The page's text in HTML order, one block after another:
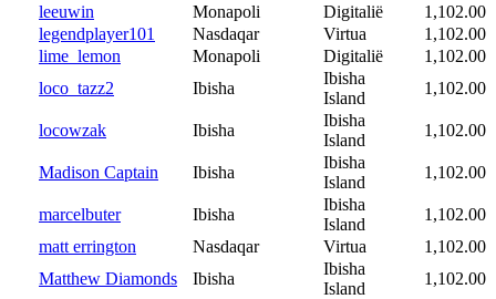
leeuwin
Monapoli Digitalië
1,102.00
legendplayer101
Nasdaqar Virtua
1,102.00
lime_lemon
Monapoli Digitalië
1,102.00
loco_tazz2
Ibisha
Ibisha
Island
1,102.00
locowzak Ibisha
Ibisha
Island
1,102.00
Madison Captain Ibisha
Ibisha
Island
1,102.00
marcelbuter Ibisha
Ibisha
Island
1,102.00
matt errington
Nasdaqar Virtua
1,102.00
Matthew Diamonds
Ibisha
Ibisha
Island
1,102.00